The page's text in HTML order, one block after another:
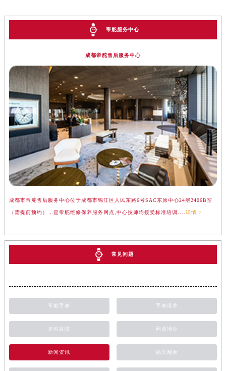
帝舵服务中心
成都帝舵售后服务中心
成都市帝舵售后服务中心位于成都市锦江区人民东路6号SAC东原中心24层2406B室
（需提前预约），是帝舵维修保养服务网点,中心技师均接受标准培训.... 详情 >
常见问题
帝舵手表 手表保养
走时故障 网点地址
新闻资讯 抛光翻新